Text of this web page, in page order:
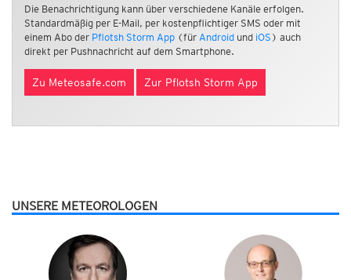
Die Benachrichtigung kann über verschiedene Kanäle erfolgen.
Standardmäßig per E-Mail, per kostenpflichtiger SMS oder mit
einem Abo der Pflotsh Storm App (für Android und iOS ) auch
direkt per Pushnachricht auf dem Smartphone.
Zu Meteosafe.com Zur Pflotsh Storm App
UNSERE METEOROLOGEN